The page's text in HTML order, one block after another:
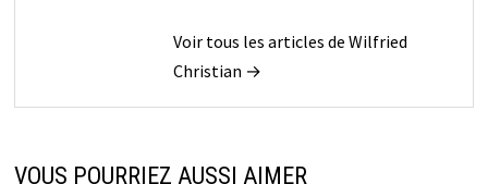
Voir tous les articles de Wilfried
Christian →
VOUS POURRIEZ AUSSI AIMER